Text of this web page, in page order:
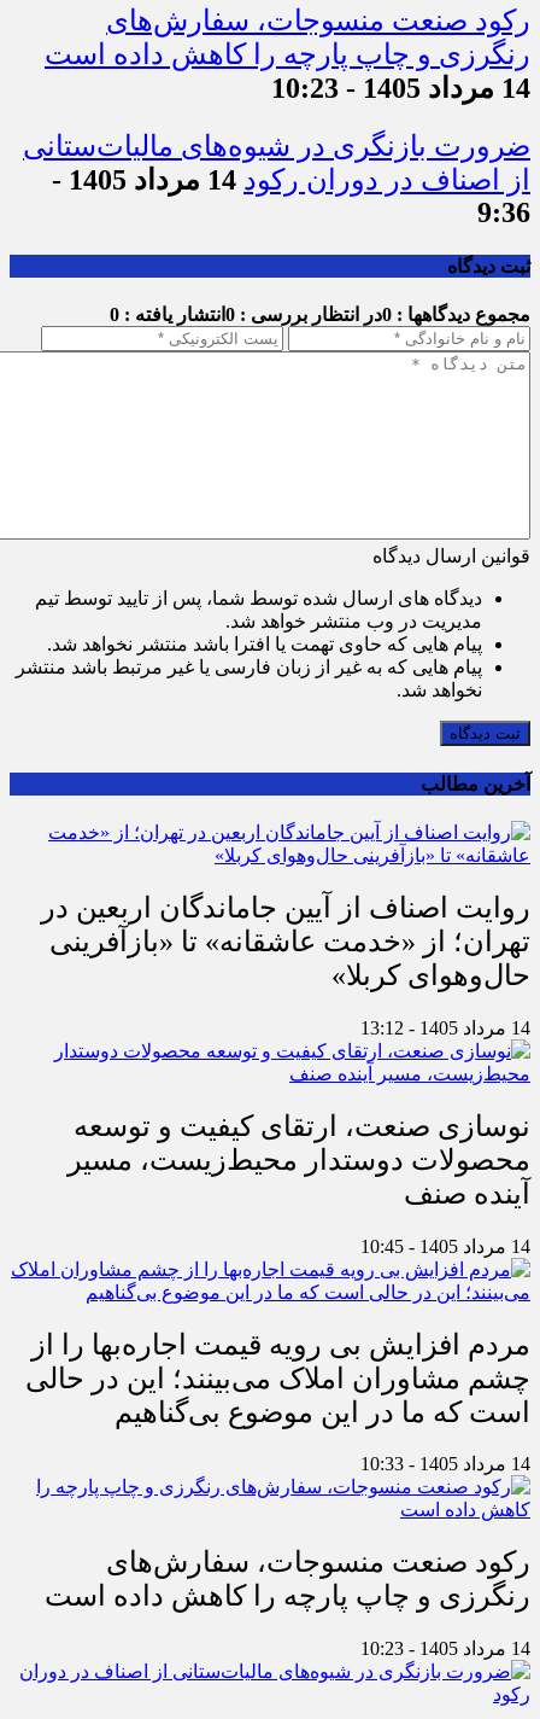
رکود صنعت منسوجات، سفارش‌های
رنگرزی و چاپ پارچه را کاهش داده است
14 مرداد 1405 - 10:23
ضرورت بازنگری در شیوه‌های مالیات‌ستانی
از اصناف در دوران رکود
14 مرداد 1405 -
9:36
ثبت دیدگاه
مجموع دیدگاهها : 0 در انتظار بررسی : 0 انتشار یافته : 0
قوانین ارسال دیدگاه
دیدگاه های ارسال شده توسط شما، پس از تایید توسط تیم
مدیریت در وب منتشر خواهد شد.
پیام هایی که حاوی تهمت یا افترا باشد منتشر نخواهد شد.
پیام هایی که به غیر از زبان فارسی یا غیر مرتبط باشد منتشر
نخواهد شد.
ثبت دیدگاه
آخرین مطالب
روایت اصناف از آیین جاماندگان اربعین در
تهران؛ از «خدمت عاشقانه» تا «بازآفرینی
حال‌وهوای کربلا»
14 مرداد 1405 - 13:12
نوسازی صنعت، ارتقای کیفیت و توسعه
محصولات دوستدار محیط‌زیست، مسیر
آینده صنف
14 مرداد 1405 - 10:45
مردم افزایش بی رویه قیمت اجاره‌بها را از
چشم مشاوران املاک می‌بینند؛ این در حالی
است که ما در این موضوع بی‌گناهیم
14 مرداد 1405 - 10:33
رکود صنعت منسوجات، سفارش‌های
رنگرزی و چاپ پارچه را کاهش داده است
14 مرداد 1405 - 10:23